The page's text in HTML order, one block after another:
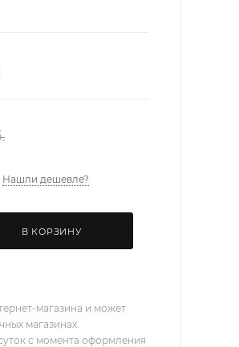
Нашли дешевле?
В КОРЗИНУ
магазина и может
магазинах.
с момента оформления